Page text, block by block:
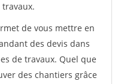
de vous mettre en
des devis dans
de travaux. Quel que
des chantiers grâce